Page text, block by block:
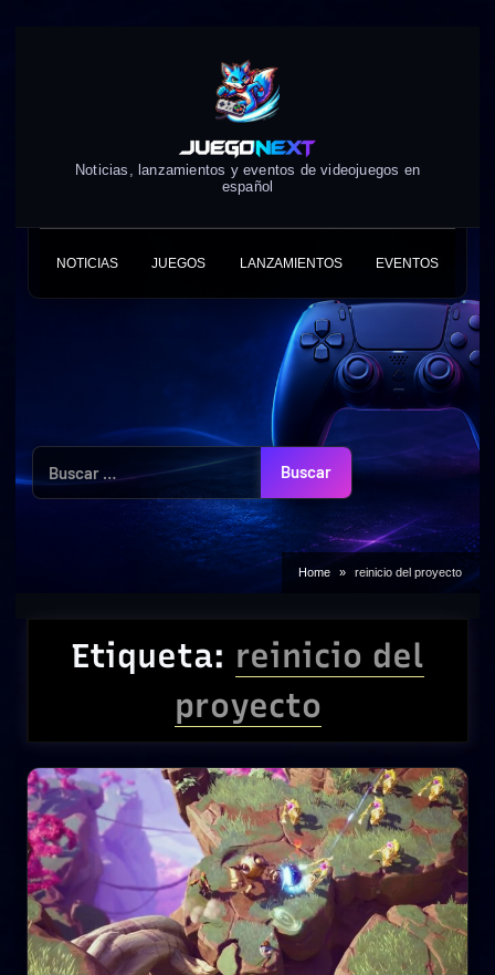
Noticias, lanzamientos y eventos de videojuegos en
español
NOTICIAS JUEGOS LANZAMIENTOS EVENTOS
Home reinicio del proyecto
Etiqueta: reinicio del
proyecto